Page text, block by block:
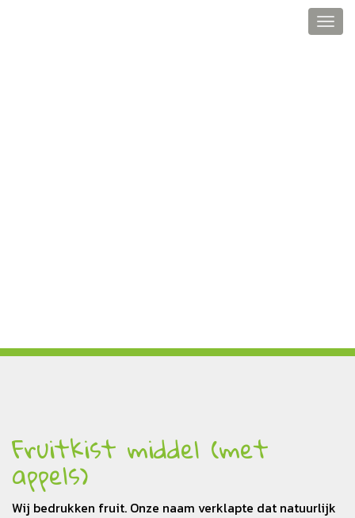
Fruitkist middel (met
appels)
Wij bedrukken fruit. Onze naam verklapte dat natuurlijk